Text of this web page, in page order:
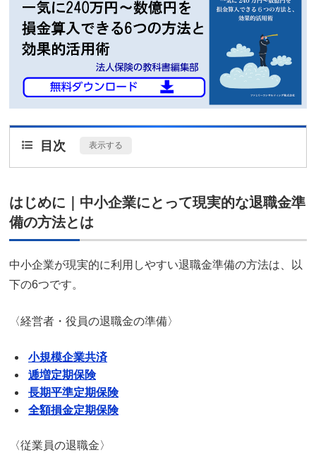
目次 表示する
はじめに｜中小企業にとって現実的な退職金準
備の方法とは
中小企業が現実的に利用しやすい退職金準備の方法は、以
下の6つです。
〈経営者・役員の退職金の準備〉
小規模企業共済
逓増定期保険
長期平準定期保険
全額損金定期保険
〈従業員の退職金〉